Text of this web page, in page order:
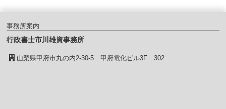
事務所案内
行政書士市川雄資事務所
山梨県甲府市丸の内2-30-5 甲府電化ビル3F 302